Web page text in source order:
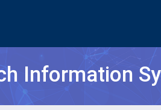
Information